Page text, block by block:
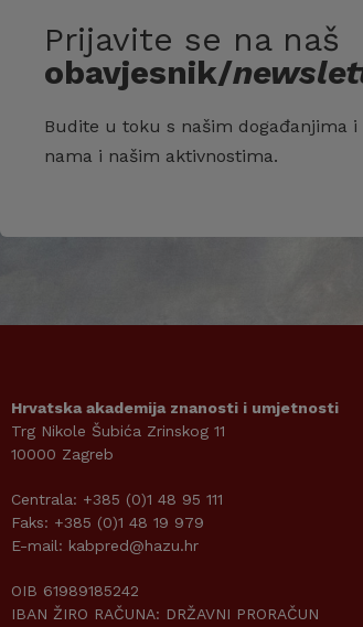
Prijavite se na naš
obavjesnik/
Budite u toku s našim događanjima
nama i našim aktivnostima.
Hrvatska akademija znanosti i umjetnosti
Trg Nikole Šubića Zrinskog 11
10000 Zagreb
Centrala: +385 (0)1 48 95 111
Faks: +385 (0)1 48 19 979
E-mail: kabpred@hazu.hr
OIB 61989185242
IBAN ŽIRO RAČUNA: DRŽAVNI PRORAČUN